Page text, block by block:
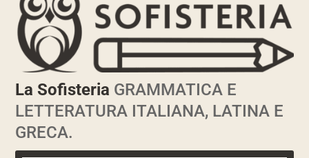
La Sofisteria GRAMMATICA E
LETTERATURA ITALIANA, LATINA E
GRECA.